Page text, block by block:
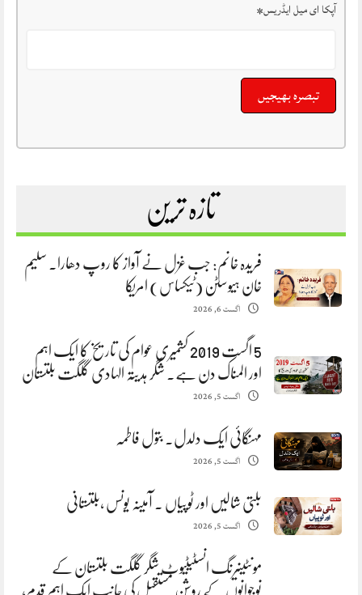
آپکا ای میل ایڈریس*
تازہ ترین
فریدہ خانم: جب غزل نے آواز کا روپ دھارا. سلیم
خان ہیوسٹن (ٹیکساس) امریکا
اگست 6, 2026
5 اگست 2019 کشمیری عوام کی تاریخ کا ایک اہم
اور المناک دن ہے. شگر ہدیتہ الہادی گلگت بلتستان
اگست 5, 2026
مہنگائی ایک دلدل. بتول فاطمہ
اگست 5, 2026
بلتی شالیں اور ٹوپیاں . آمینہ یونس ،بلتستانی
اگست 5, 2026
مونٹینیرنگ انسٹیٹیوٹ شگر گلگت بلتستان کے
نوجوانوں کے روشن مستقبل کی جانب ایک اہم قدم،